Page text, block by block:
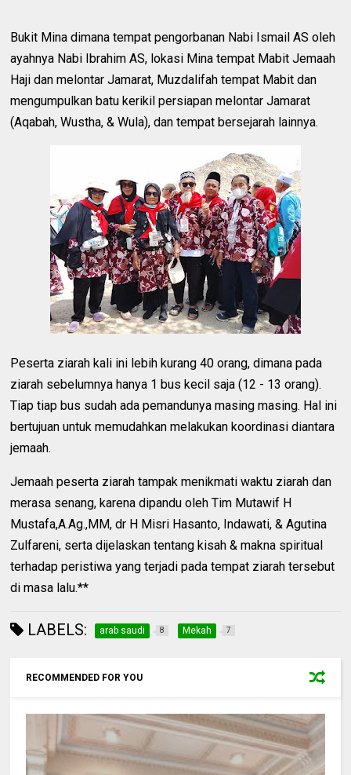
Bukit Mina dimana tempat pengorbanan Nabi Ismail AS oleh
ayahnya Nabi Ibrahim AS, lokasi Mina tempat Mabit Jemaah
Haji dan melontar Jamarat, Muzdalifah tempat Mabit dan
mengumpulkan batu kerikil persiapan melontar Jamarat
(Aqabah, Wustha, & Wula), dan tempat bersejarah lainnya.
Peserta ziarah kali ini lebih kurang 40 orang, dimana pada
ziarah sebelumnya hanya 1 bus kecil saja (12 - 13 orang).
Tiap tiap bus sudah ada pemandunya masing masing. Hal ini
bertujuan untuk memudahkan melakukan koordinasi diantara
jemaah.
Jemaah peserta ziarah tampak menikmati waktu ziarah dan
merasa senang, karena dipandu oleh Tim Mutawif H
Mustafa,A.Ag.,MM, dr H Misri Hasanto, Indawati, & Agutina
Zulfareni, serta dijelaskan tentang kisah & makna spiritual
terhadap peristiwa yang terjadi pada tempat ziarah tersebut
di masa lalu.**
LABELS: arab saudi 8 Mekah 7
RECOMMENDED FOR YOU